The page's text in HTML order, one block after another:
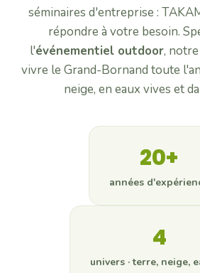
Tir laser & ski nordique
Tout l'incentive →
SOIRÉES D'ENTREPRISE
La Bornandine
Soirée savoyarde conviviale
Black-jack, roulette, poker & croupiers
Toutes les soirées →
séminaires d'entreprise :
répondre à votre besoin.
l'événementiel outdoor,
vivre le Grand-Bornand toute
neige, en eaux vives et
20+
années
4
univers · terre, neige,